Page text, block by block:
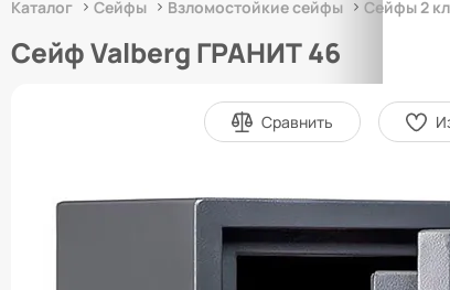
Каталог Сейфы Взломостойкие сейфы Сейфы 2
Сейф Valberg ГРАНИТ 46
Сравнить